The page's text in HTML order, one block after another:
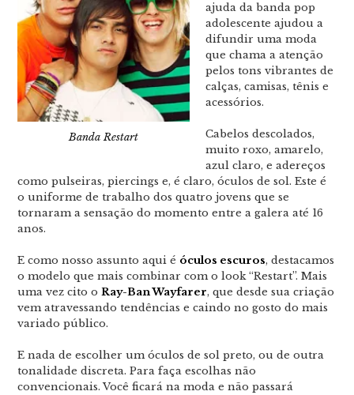
Banda Restart
ajuda da banda pop
adolescente ajudou a
difundir uma moda
que chama a atenção
pelos tons vibrantes de
calças, camisas, tênis e
acessórios.
Cabelos descolados,
muito roxo, amarelo,
azul claro, e adereços
como pulseiras, piercings e, é claro, óculos de sol. Este é
o uniforme de trabalho dos quatro jovens que se
tornaram a sensação do momento entre a galera até 16
anos.
E como nosso assunto aqui é óculos escuros, destacamos
o modelo que mais combinar com o look “Restart”. Mais
uma vez cito oRay-Ban Wayfarer, que desde sua criação
vem atravessando tendências e caindo no gosto do mais
variado público.
E nada de escolher um óculos de sol preto, ou de outra
tonalidade discreta. Para faça escolhas não
convencionais. Você ficará na moda e não passará